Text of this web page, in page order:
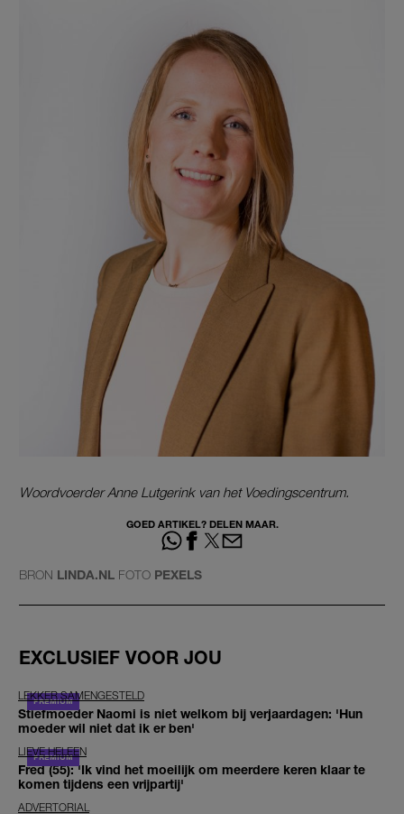
Woordvoerder Anne Lutgerink van het Voedingscentrum.
GOED ARTIKEL? DELEN MAAR.
BRON LINDA.NL FOTO PEXELS
EXCLUSIEF VOOR JOU
LEKKER SAMENGESTELD
Stiefmoeder Naomi is niet welkom bij verjaardagen: 'Hun
moeder wil niet dat ik er ben'
LIEVE HELEEN
Fred (55): 'Ik vind het moeilijk om meerdere keren klaar te
komen tijdens een vrijpartij'
ADVERTORIAL